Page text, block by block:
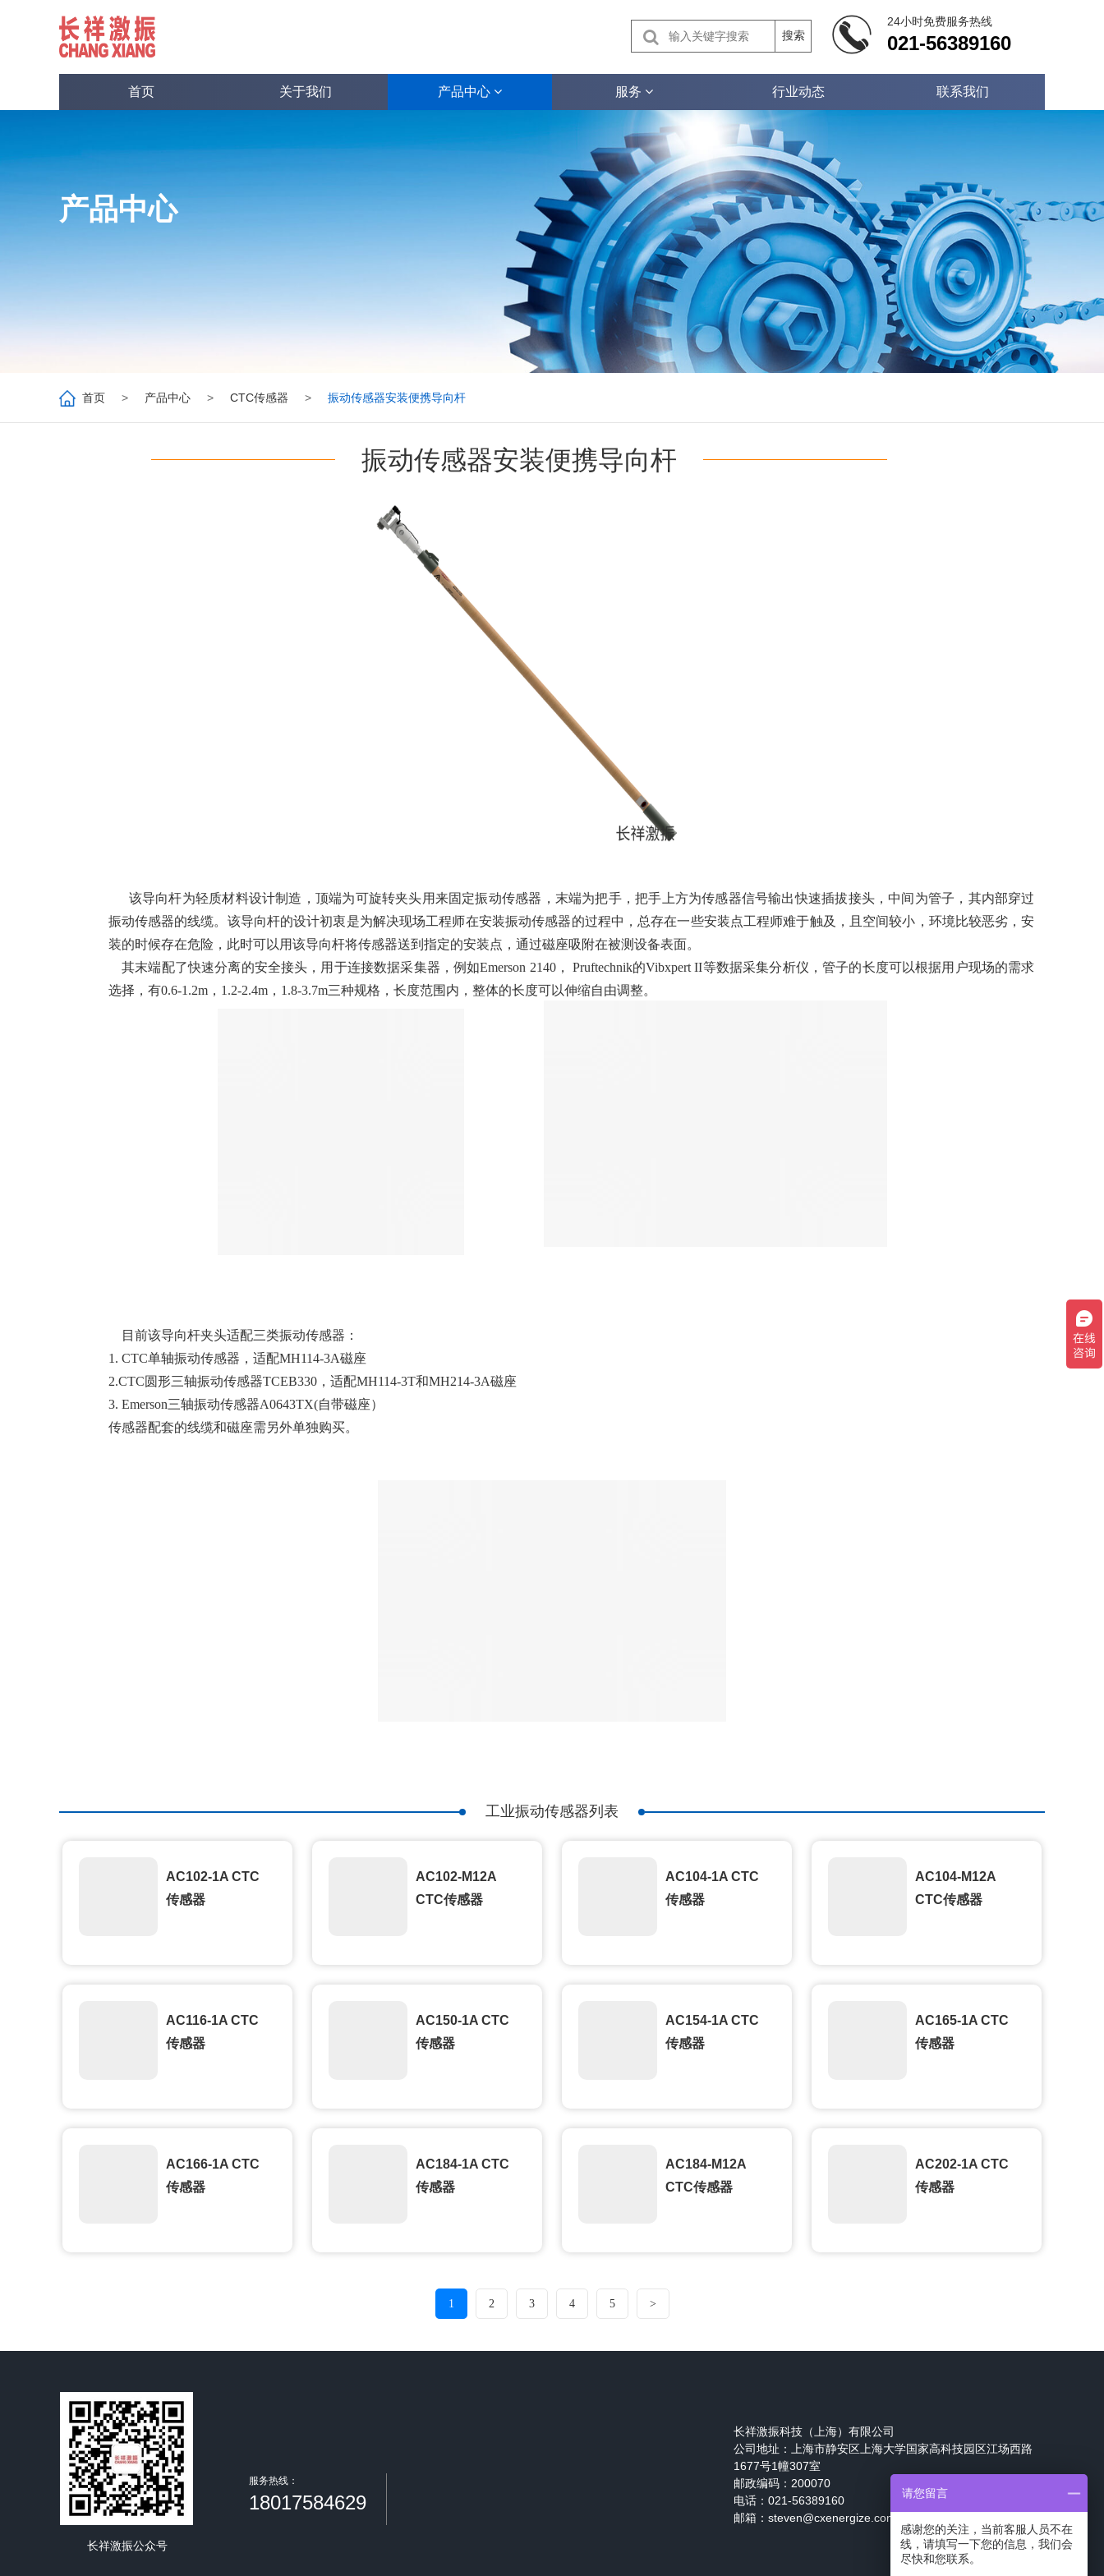
24小时免费服务热线
021-56389160
首页 关于我们 产品中心 服务 行业动态 联系我们
搜索
产品中心
首页 > 产品中心 > CTC传感器 > 振动传感器安装便携导向杆
该导向杆为轻质材料设计制造，顶端为可旋转夹头用来固定振动传感器，末端为把手，把手上方为传感器信号输出快速插拔接头，中间为管子，其内部穿过
振动传感器的线缆。该导向杆的设计初衷是为解决现场工程师在安装振动传感器的过程中，总存在一些安装点工程师难于触及，且空间较小，环境比较恶劣，安
装的时候存在危险，此时可以用该导向杆将传感器送到指定的安装点，通过磁座吸附在被测设备表面。
其末端配了快速分离的安全接头，用于连接数据采集器，例如Emerson 2140， Pruftechnik的Vibxpert II等数据采集分析仪，管子的长度可以根据用户现场的需求
选择，有0.6-1.2m，1.2-2.4m，1.8-3.7m三种规格，长度范围内，整体的长度可以伸缩自由调整。
目前该导向杆夹头适配三类振动传感器：
1. CTC单轴振动传感器，适配MH114-3A磁座
2.CTC圆形三轴振动传感器TCEB330，适配MH114-3T和MH214-3A磁座
3. Emerson三轴振动传感器A0643TX(自带磁座）
传感器配套的线缆和磁座需另外单独购买。
振动传感器安装便携导向杆
AC102-1A CTC
传感器
AC102-M12A
CTC传感器
AC104-1A CTC
传感器
AC104-M12A
CTC传感器
AC116-1A CTC
传感器
AC150-1A CTC
传感器
AC154-1A CTC
传感器
AC165-1A CTC
传感器
AC166-1A CTC
传感器
AC184-1A CTC
传感器
AC184-M12A
CTC传感器
AC202-1A CTC
传感器
1 2 3 4 5 >
工业振动传感器列表
长祥激振公众号
服务热线：
18017584629
长祥激振科技（上海）有限公司
公司地址：
上海市静安区上海大学国家高科技园区江场西路
1677号1幢307室
邮政编码：200070
电话：021-56389160
邮箱：steven@cxenergize.com
请您留言
感谢您的关注，当前客服人员不在
线，请填写一下您的信息，我们会
尽快和您联系。